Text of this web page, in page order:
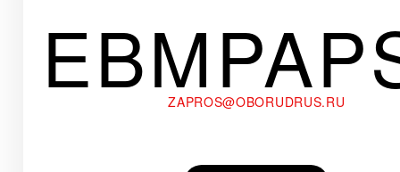
ZAPROS@OBORUDRUS.RU